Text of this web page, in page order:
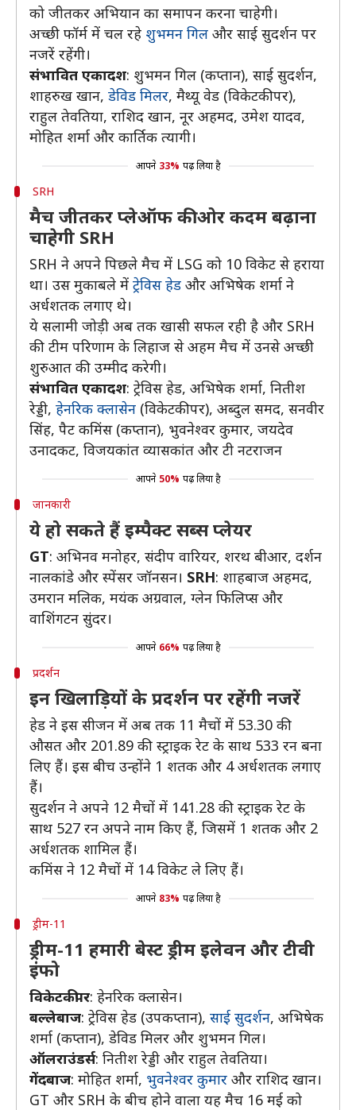
को जीतकर अभियान का समापन करना चाहेगी।
अच्छी फॉर्म में चल रहे शुभमन गिल और साई सुदर्शन पर
नजरें रहेंगी।
संभावित एकादश: शुभमन गिल (कप्तान), साई सुदर्शन,
शाहरुख खान, डेविड मिलर, मैथ्यू वेड (विकेटकीपर),
राहुल तेवतिया, राशिद खान, नूर अहमद, उमेश यादव,
मोहित शर्मा और कार्तिक त्यागी।
आपने 33% पढ़ लिया है
SRH
मैच जीतकर प्लेऑफ की ओर कदम बढ़ाना
चाहेगी SRH
SRH ने अपने पिछले मैच में LSG को 10 विकेट से हराया
था। उस मुकाबले में ट्रेविस हेड और अभिषेक शर्मा ने
अर्धशतक लगाए थे।
ये सलामी जोड़ी अब तक खासी सफल रही है और SRH
की टीम परिणाम के लिहाज से अहम मैच में उनसे अच्छी
शुरुआत की उम्मीद करेगी।
संभावित एकादश: ट्रेविस हेड, अभिषेक शर्मा, नितीश
रेड्डी, हेनरिक क्लासेन (विकेटकीपर), अब्दुल समद, सनवीर
सिंह, पैट कमिंस (कप्तान), भुवनेश्वर कुमार, जयदेव
उनादकट, विजयकांत व्यासकांत और टी नटराजन
आपने 50% पढ़ लिया है
जानकारी
ये हो सकते हैं इम्पैक्ट सब्स प्लेयर
GT: अभिनव मनोहर, संदीप वारियर, शरथ बीआर, दर्शन
नालकांडे और स्पेंसर जॉनसन। SRH: शाहबाज अहमद,
उमरान मलिक, मयंक अग्रवाल, ग्लेन फिलिप्स और
वाशिंगटन सुंदर।
आपने 66% पढ़ लिया है
प्रदर्शन
इन खिलाड़ियों के प्रदर्शन पर रहेंगी नजरें
हेड ने इस सीजन में अब तक 11 मैचों में 53.30 की
औसत और 201.89 की स्ट्राइक रेट के साथ 533 रन बना
लिए हैं। इस बीच उन्होंने 1 शतक और 4 अर्धशतक लगाए
हैं।
सुदर्शन ने अपने 12 मैचों में 141.28 की स्ट्राइक रेट के
साथ 527 रन अपने नाम किए हैं, जिसमें 1 शतक और 2
अर्धशतक शामिल हैं।
कमिंस ने 12 मैचों में 14 विकेट ले लिए हैं।
आपने 83% पढ़ लिया है
ड्रीम-11
ड्रीम-11 हमारी बेस्ट ड्रीम इलेवन और टीवी
इंफो
विकेटकीपर: हेनरिक क्लासेन।
बल्लेबाज: ट्रेविस हेड (उपकप्तान), साई सुदर्शन, अभिषेक
शर्मा (कप्तान), डेविड मिलर और शुभमन गिल।
ऑलराउंडर्स: नितीश रेड्डी और राहुल तेवतिया।
गेंदबाज: मोहित शर्मा, भुवनेश्वर कुमार और राशिद खान।
GT और SRH के बीच होने वाला यह मैच 16 मई को